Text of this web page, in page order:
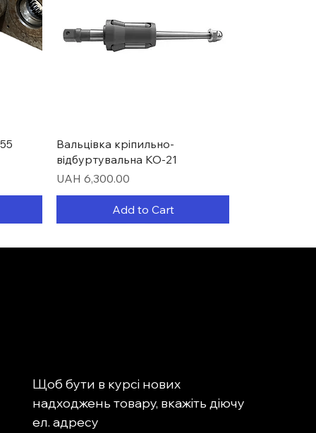
Quick View
Вальцівка кріпильно-
відбуртувальна КО-21
Price
UAH 6,300.00
Add to Cart
Quick View
Quick View
Quick View
Щоб бути в курсі нових
надходжень товару, вкажіть діючу
ел. адресу